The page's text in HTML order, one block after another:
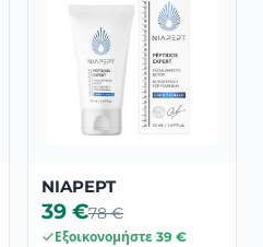
NIAPEPT
39 €78 €
Εξοικονομήστε 39 €